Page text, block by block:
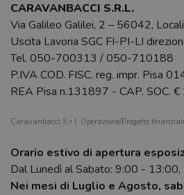
CARAVANBACCI S.R.L.
Via Galileo Galilei, 2 – 56042,
Uscita Lavoria SGC FI-PI-LI
Tel. 050-700313 /050-710188
P.IVA COD. FISC. reg. impr. Pisa
REA Pisa n.131897 - CAP. SOC. €
Caravanbacci S.r.l. Operazione/Progetto
Orario estivo di apertura
Dal Lunedì al Sabato: 9:00 -
Nei mesi di Luglio e Agosto,